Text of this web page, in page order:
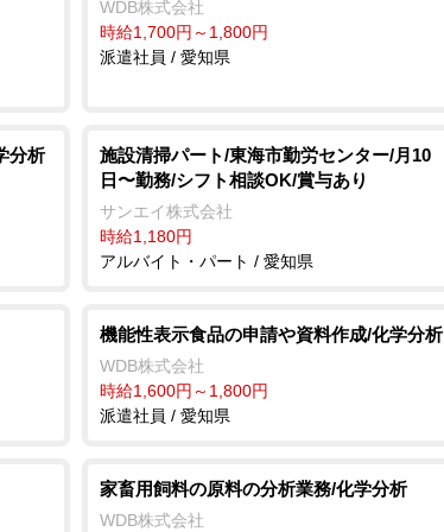
WDB株式会社
時給1,700円～1,800円
派遣社員 / 愛知県
分析
施設清掃パート/東海市勤労センター/月10
日〜勤務/シフト相談OK/賞与あり
サンエイ株式会社
時給1,180円
アルバイト・パート / 愛知県
機能性表示食品の申請や資料作成/化学分析
WDB株式会社
時給1,600円～1,800円
派遣社員 / 愛知県
家畜用飼料の原料の分析業務/化学分析
WDB株式会社